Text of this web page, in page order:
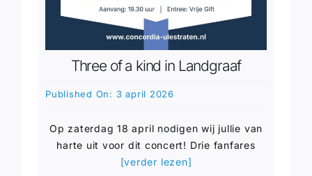
Three of a kind in Landgraaf
Published On: 3 april 2026
Op zaterdag 18 april nodigen wij jullie van
harte uit voor dit concert! Drie fanfares
[verder lezen]